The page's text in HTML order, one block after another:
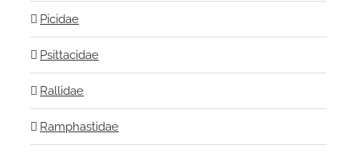
Picidae
Psittacidae
Rallidae
Ramphastidae